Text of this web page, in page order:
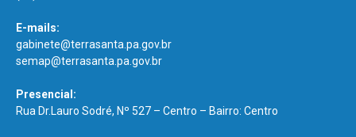
E-mails:
gabinete@terrasanta.pa.gov.br
semap@terrasanta.pa.gov.br
Presencial:
Rua Dr.Lauro Sodré, Nº 527 – Centro – Bairro: Centro